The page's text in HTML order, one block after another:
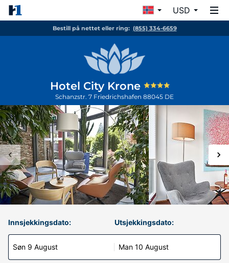
USD
Bestill på nettet eller ring: (855) 334-6659
Hotel City Krone
Schanzstr. 7 Friedrichshafen 88045 DE
Innsjekkingsdato:
Søn 9 August
Utsjekkingsdato:
Man 10 August